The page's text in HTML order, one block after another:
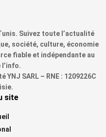
Suivez toute l’actualité
société, culture, économie
fiable et indépendante au
SARL – RNE : 1209226C
site